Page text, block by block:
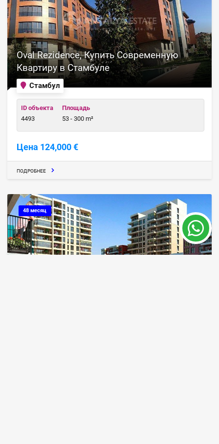
Стамбул
Oval Rezidence, Купить Современную
Квартиру в Стамбуле
ID объекта
4493
Площадь
53 - 300 m²
Цена 124,000 €
ПОДРОБНЕЕ
48 месяц